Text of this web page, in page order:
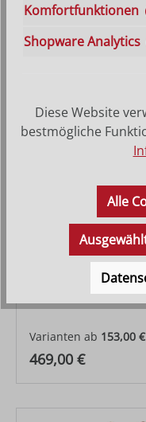
Regulärer Preis:
33,00 €
Krippenset Artis
Varianten ab 153,00 €
Regulärer Preis:
469,00 €
Komfortfunktionen
Shopware Analytics
Diese Website
bestmögliche
Alle